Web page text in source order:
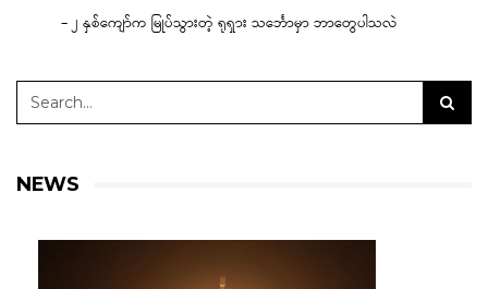
– ၂ နှစ်ကျော်က မြုပ်သွားတဲ့ ရုရှား သင်္ဘောမှာ ဘာတွေပါသလဲ
NEWS